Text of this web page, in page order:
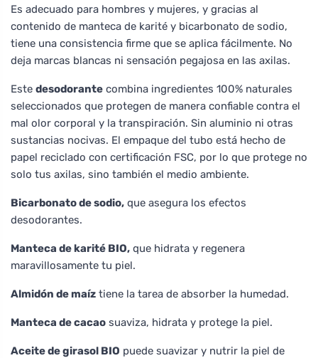
Es adecuado para hombres y mujeres, y gracias al
contenido de manteca de karité y bicarbonato de sodio,
tiene una consistencia firme que se aplica fácilmente. No
deja marcas blancas ni sensación pegajosa en las axilas.
Este desodorante combina ingredientes 100% naturales
seleccionados que protegen de manera confiable contra el
mal olor corporal y la transpiración. Sin aluminio ni otras
sustancias nocivas. El empaque del tubo está hecho de
papel reciclado con certificación FSC, por lo que protege no
solo tus axilas, sino también el medio ambiente.
Bicarbonato de sodio, que asegura los efectos
desodorantes.
Manteca de karité BIO, que hidrata y regenera
maravillosamente tu piel.
Almidón de maíz tiene la tarea de absorber la humedad.
Manteca de cacao suaviza, hidrata y protege la piel.
Aceite de girasol BIO puede suavizar y nutrir la piel de